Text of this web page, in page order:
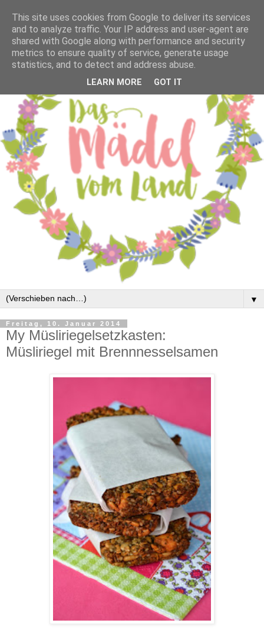
▼
Freitag, 10. Januar 2014
My Müsliriegelsetzkasten:
Müsliriegel mit Brennnesselsamen
This site uses cookies from Google to deliver its services
and to analyze traffic. Your IP address and user-agent are
shared with Google along with performance and security
metrics to ensure quality of service, generate usage
statistics, and to detect and address abuse.
LEARN MORE GOT IT